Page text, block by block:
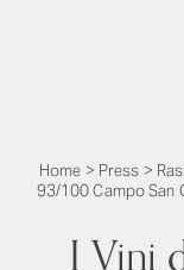
Home > Press >
93/100 Campo San